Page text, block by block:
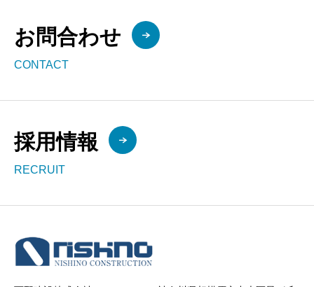
お問合わせ
CONTACT
採用情報
RECRUIT